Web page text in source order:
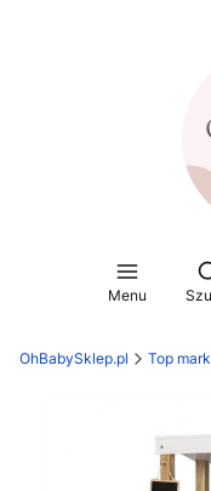
Menu
OhBabySklep.pl Top